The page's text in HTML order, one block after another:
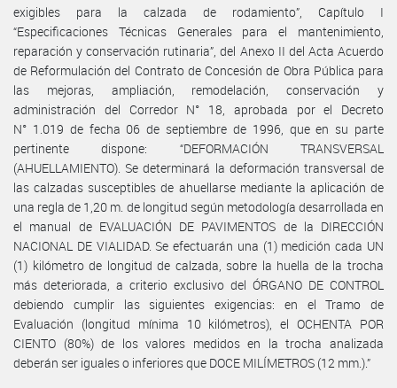
exigibles para la calzada de rodamiento”, Capítulo I
“Especificaciones Técnicas Generales para el mantenimiento,
reparación y conservación rutinaria”, del Anexo II del Acta Acuerdo
de Reformulación del Contrato de Concesión de Obra Pública para
las mejoras, ampliación, remodelación, conservación y
administración del Corredor N° 18, aprobada por el Decreto
N° 1.019 de fecha 06 de septiembre de 1996, que en su parte
pertinente dispone: “DEFORMACIÓN TRANSVERSAL
(AHUELLAMIENTO). Se determinará la deformación transversal de
las calzadas susceptibles de ahuellarse mediante la aplicación de
una regla de 1,20 m. de longitud según metodología desarrollada en
el manual de EVALUACIÓN DE PAVIMENTOS de la DIRECCIÓN
NACIONAL DE VIALIDAD. Se efectuarán una (1) medición cada UN
(1) kilómetro de longitud de calzada, sobre la huella de la trocha
más deteriorada, a criterio exclusivo del ÓRGANO DE CONTROL
debiendo cumplir las siguientes exigencias: en el Tramo de
Evaluación (longitud mínima 10 kilómetros), el OCHENTA POR
CIENTO (80%) de los valores medidos en la trocha analizada
deberán ser iguales o inferiores que DOCE MILÍMETROS (12 mm.).”